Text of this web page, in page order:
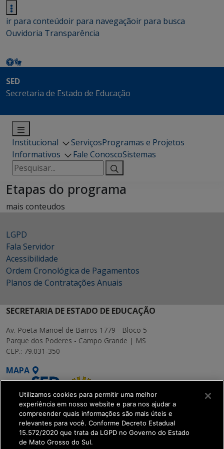
ir para conteúdoir para navegaçãoir para busca
Ouvidoria Transparência
SED
Secretaria de Estado de Educação
Institucional ServiçosProgramas e Projetos
Informativos
Fale ConoscoSistemas
Pesquisar
por:
Etapas do programa
mais conteudos
LGPD
Fala Servidor
Acessibilidade
Ordem Cronológica de Pagamentos
Planos de Contratações Anuais
SECRETARIA DE ESTADO DE EDUCAÇÃO
Av. Poeta Manoel de Barros 1779 - Bloco 5
Parque dos Poderes - Campo Grande | MS
CEP.: 79.031-350
MAPA
SETDIG | Secretaria-
Utilizamos cookies para permitir uma melhor
experiência em nosso website e para nos ajudar a
compreender quais informações são mais úteis e
relevantes para você. Conforme Decreto Estadual
15.572/2020 que trata da LGPD no Governo do Estado
de Mato Grosso do Sul.